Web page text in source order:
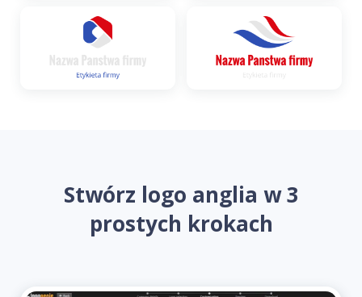
Stwórz logo anglia w 3
prostych krokach